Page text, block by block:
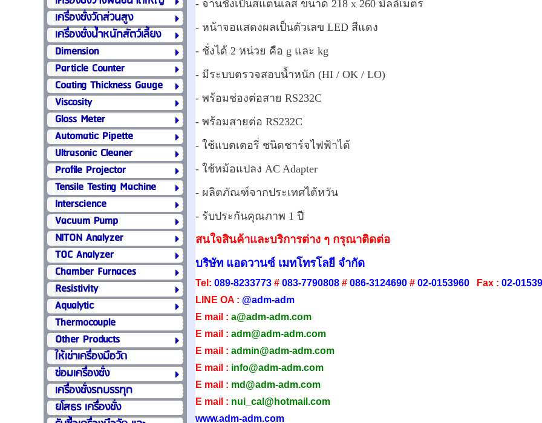
เครื่องชั่งวัดส่วนสูง
เครื่องชั่งน้ำหนักสัตว์เลี้ยง
Dimension
Particle Counter
Coating Thickness Gauge
Viscosity
Gloss Meter
Automatic Pipette
Ultrasonic Cleaner
Profile Projector
Tensile Testing Machine
Interscience
Vacuum Pump
NITON Analyzer
TOC Analyzer
Chamber Furnaces
Resistivity
Aqualytic
Thermocouple
Other Products
ให้เช่าเครื่องมือวัด
ซ่อมเครื่องชั่ง
เครื่องชั่งรถบรรทุก
ยโสธร เครื่องชั่ง
- จานชั่งเป็นสแตนเลส ขนาด 218 x 260 มิลลิเมตร
- หน้าจอแสดงผลเป็นตัวเลข LED สีแดง
- ชั่งได้ 2 หน่วย คือ g และ kg
- มีระบบตรวจสอบน้ำหนัก (HI / OK / LO)
- พร้อมช่องต่อสาย RS232C
- พร้อมสายต่อ RS232C
- ใช้แบตเตอรี่ ชนิดชาร์จไฟฟ้าได้
- ใช้หม้อแปลง AC Adapter
- ผลิตภัณฑ์จากประเทศไต้หวัน
- รับประกันคุณภาพ 1 ปี
สนใจสินค้าและบริการต่าง ๆ กรุณาติดต่อ
บริษัท แอดวานซ์ เมทโทรโลยี จำกัด
Tel: 089-8233773# 083-7790808# 086-3124690# 02-0153960Fax : 02-
LINE OA : @adm-adm
E mail : a@adm-adm.com
E mail : adm@adm-adm.com
E mail : admin@adm-ad m.com
E mail : info@adm-adm.com
E mail : md@adm-adm.com
E mail : nui_cal@hotmail.com
www.adm-adm.com